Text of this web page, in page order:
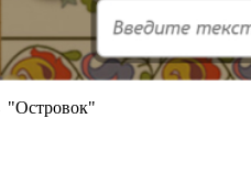
"Островок"